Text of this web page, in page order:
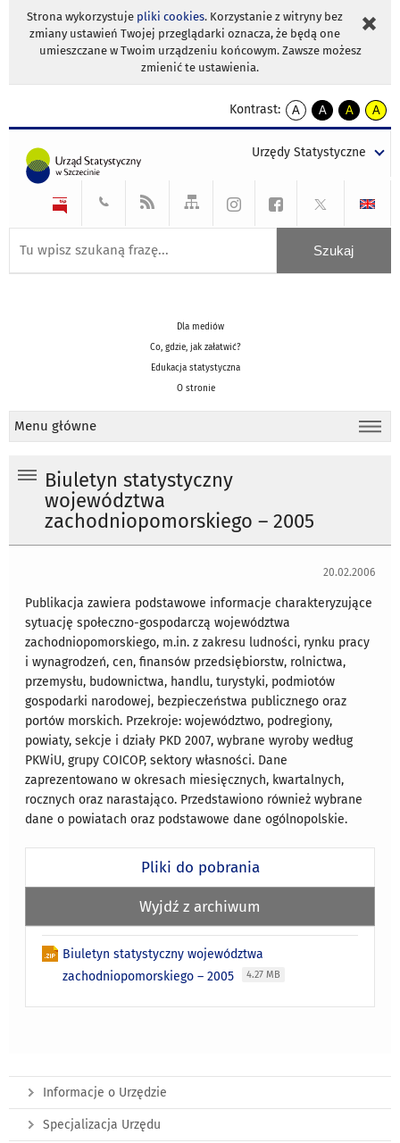
Strona wykorzystuje pliki cookies. Korzystanie z witryny bez
zmiany ustawień Twojej przeglądarki oznacza, że będą one
umieszczane w Twoim urządzeniu końcowym. Zawsze możesz
zmienić te ustawienia.
Kontrast:
A
kontrast
A
kontrast
tekst
czarnym
A
kontrast
tekst
czarnym
A
tekst
żółtym
Urzędy Statystyczne
Dla mediów
Co, gdzie, jak załatwić?
Edukacja statystyczna
O stronie
Menu główne
Biuletyn statystyczny
województwa
zachodniopomorskiego – 2005
20.02.2006
Publikacja zawiera podstawowe informacje charakteryzujące
sytuację społeczno-gospodarczą województwa
zachodniopomorskiego, m.in. z zakresu ludności, rynku pracy
i wynagrodzeń, cen, finansów przedsiębiorstw, rolnictwa,
przemysłu, budownictwa, handlu, turystyki, podmiotów
gospodarki narodowej, bezpieczeństwa publicznego oraz
portów morskich. Przekroje: województwo, podregiony,
powiaty, sekcje i działy PKD 2007, wybrane wyroby według
PKWiU, grupy COICOP, sektory własności. Dane
zaprezentowano w okresach miesięcznych, kwartalnych,
rocznych oraz narastająco. Przedstawiono również wybrane
dane o powiatach oraz podstawowe dane ogólnopolskie.
Pliki do pobrania
Wyjdź z archiwum
Biuletyn statystyczny województwa
zachodniopomorskiego – 2005
4.27 MB
Informacje o Urzędzie
Specjalizacja Urzędu